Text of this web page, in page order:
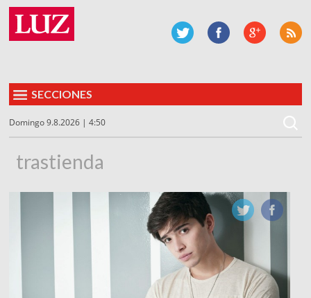
SECCIONES
Domingo 9.8.2026 | 4:50
trastienda